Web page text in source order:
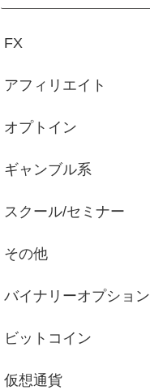
FX
アフィリエイト
オプトイン
ギャンブル系
スクール/セミナー
その他
バイナリーオプション
ビットコイン
仮想通貨